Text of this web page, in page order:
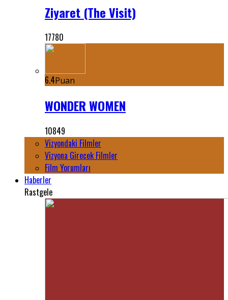
Ziyaret (The Visit)
17780
6.4Puan
WONDER WOMEN
10849
Vizyondaki Filmler
Vizyona Girecek Filmler
Film Yorumları
Haberler
Rastgele